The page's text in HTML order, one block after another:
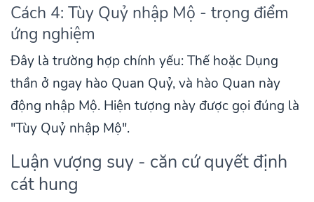
Cách 4: Tùy Quỷ nhập Mộ - trọng điểm
ứng nghiệm
Đây là trường hợp chính yếu: Thế hoặc Dụng
thần ở ngay hào Quan Quỷ, và hào Quan này
động nhập Mộ. Hiện tượng này được gọi đúng là
"Tùy Quỷ nhập Mộ".
Luận vượng suy - căn cứ quyết định
cát hung